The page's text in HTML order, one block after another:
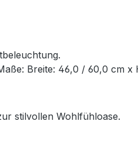
Breite: 46,0 / 60,0 cm x
stilvollen Wohlfühloase.